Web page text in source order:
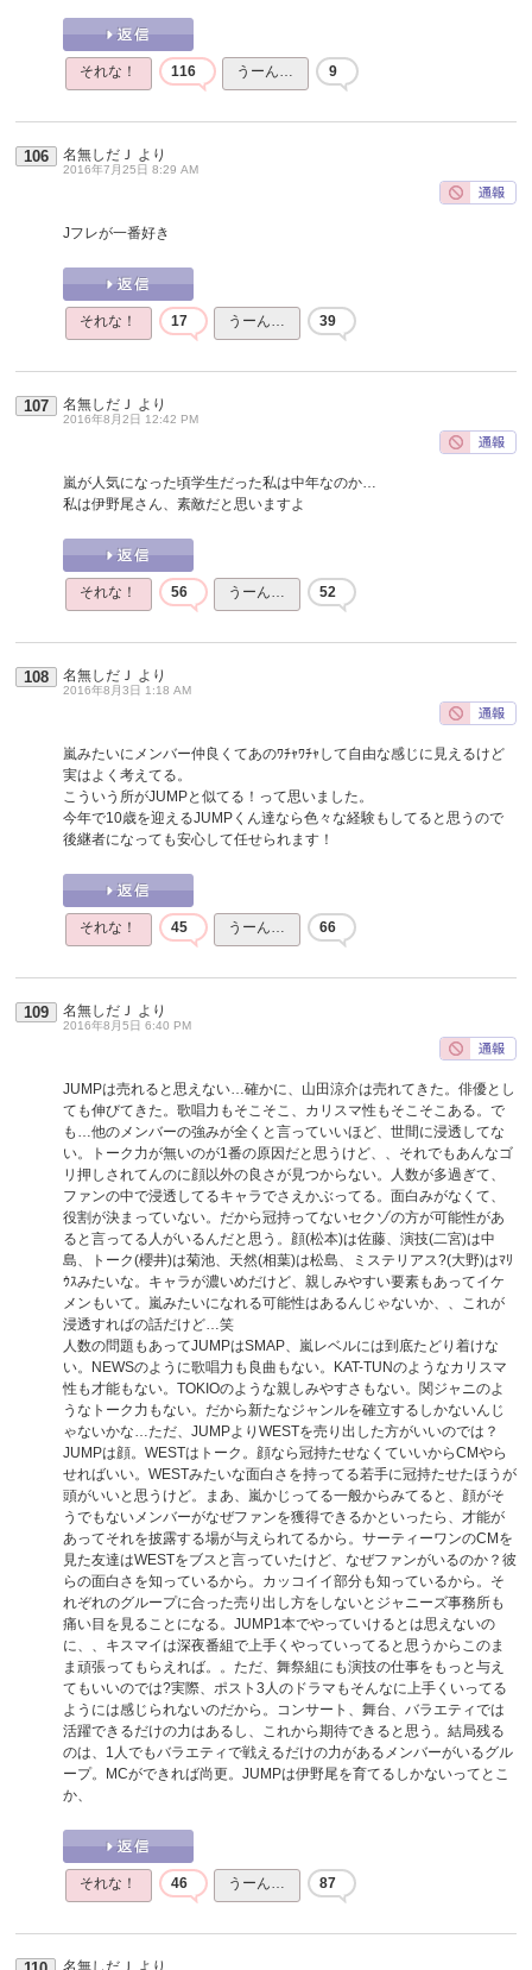
それな！ 116 うーん… 9
106 名無しだＪ より
2016年7月25日 8:29 AM
Jフレが一番好き
それな！ 17 うーん… 39
107 名無しだＪ より
2016年8月2日 12:42 PM
嵐が人気になった頃学生だった私は中年なのか…
私は伊野尾さん、素敵だと思いますよ
それな！ 56 うーん… 52
108 名無しだＪ より
2016年8月3日 1:18 AM
嵐みたいにメンバー仲良くてあのﾜﾁｬﾜﾁｬして自由な感じに見えるけど
実はよく考えてる。
こういう所がJUMPと似てる！って思いました。
今年で10歳を迎えるJUMPくん達なら色々な経験もしてると思うので
後継者になっても安心して任せられます！
それな！ 45 うーん… 66
109 名無しだＪ より
2016年8月5日 6:40 PM
JUMPは売れると思えない…確かに、山田涼介は売れてきた。俳優とし
ても伸びてきた。歌唱力もそこそこ、カリスマ性もそこそこある。で
も…他のメンバーの強みが全くと言っていいほど、世間に浸透してな
い。トーク力が無いのが1番の原因だと思うけど、、それでもあんなゴ
リ押しされてんのに顔以外の良さが見つからない。人数が多過ぎて、
ファンの中で浸透してるキャラでさえかぶってる。面白みがなくて、
役割が決まっていない。だから冠持ってないセクゾの方が可能性があ
ると言ってる人がいるんだと思う。顔(松本)は佐藤、演技(二宮)は中
島、トーク(櫻井)は菊池、天然(相葉)は松島、ミステリアス?(大野)はﾏﾘ
ｳｽみたいな。キャラが濃いめだけど、親しみやすい要素もあってイケ
メンもいて。嵐みたいになれる可能性はあるんじゃないか、、これが
浸透すればの話だけど…笑
人数の問題もあってJUMPはSMAP、嵐レベルには到底たどり着けな
い。NEWSのように歌唱力も良曲もない。KAT-TUNのようなカリスマ
性も才能もない。TOKIOのような親しみやすさもない。関ジャニのよ
うなトーク力もない。だから新たなジャンルを確立するしかないんじ
ゃないかな…ただ、JUMPよりWESTを売り出した方がいいのでは？
JUMPは顔。WESTはトーク。顔なら冠持たせなくていいからCMやら
せればいい。WESTみたいな面白さを持ってる若手に冠持たせたほうが
頭がいいと思うけど。まあ、嵐かじってる一般からみてると、顔がそ
うでもないメンバーがなぜファンを獲得できるかといったら、才能が
あってそれを披露する場が与えられてるから。サーティーワンのCMを
見た友達はWESTをブスと言っていたけど、なぜファンがいるのか？彼
らの面白さを知っているから。カッコイイ部分も知っているから。そ
れぞれのグループに合った売り出し方をしないとジャニーズ事務所も
痛い目を見ることになる。JUMP1本でやっていけるとは思えないの
に、、キスマイは深夜番組で上手くやっていってると思うからこのま
ま頑張ってもらえれば。。ただ、舞祭組にも演技の仕事をもっと与え
てもいいのでは?実際、ポスト3人のドラマもそんなに上手くいってる
ようには感じられないのだから。コンサート、舞台、バラエティでは
活躍できるだけの力はあるし、これから期待できると思う。結局残る
のは、1人でもバラエティで戦えるだけの力があるメンバーがいるグル
ープ。MCができれば尚更。JUMPは伊野尾を育てるしかないってとこ
か、
それな！ 46 うーん… 87
名無しだＪ より